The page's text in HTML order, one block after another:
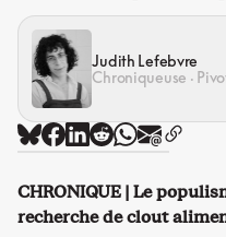
Judith Lefebvre
Chroniqueuse ·
CHRONIQUE | Le
recherche de clout